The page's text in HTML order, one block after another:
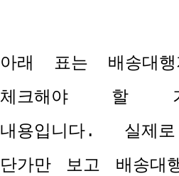
아래 표는 배송대
체크해야 할
내용입니다. 실제
단가만 보고 배송대